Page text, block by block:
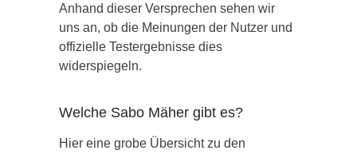
Anhand dieser Versprechen sehen wir
uns an, ob die Meinungen der Nutzer und
offizielle Testergebnisse dies
widerspiegeln.
Welche Sabo Mäher gibt es?
Hier eine grobe Übersicht zu den